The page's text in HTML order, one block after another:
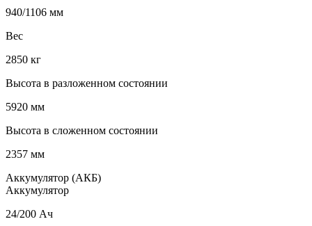
940/1106 мм
Вес
2850 кг
Высота в разложенном состоянии
5920 мм
Высота в сложенном состоянии
2357 мм
Аккумулятор (АКБ)
Аккумулятор
24/200 Ач